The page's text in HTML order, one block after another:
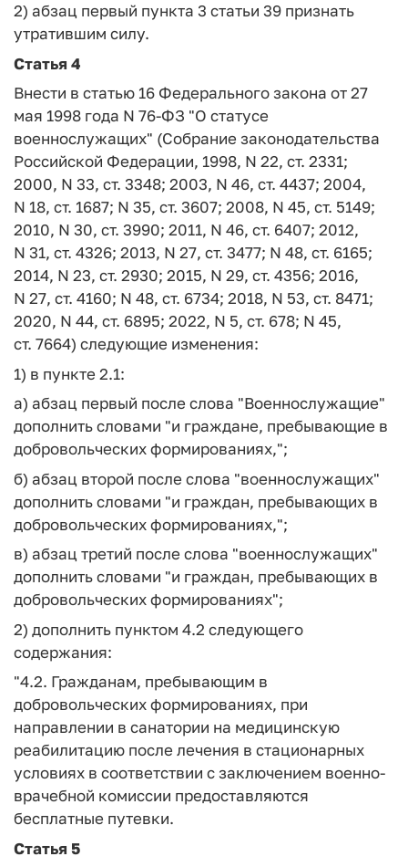
2) абзац первый пункта 3 статьи 39 признать
утратившим силу.
Статья 4
Внести в статью 16 Федерального закона от 27
мая 1998 года N 76-ФЗ "О статусе
военнослужащих" (Собрание законодательства
Российской Федерации, 1998, N 22, ст. 2331;
2000, N 33, ст. 3348; 2003, N 46, ст. 4437; 2004,
N 18, ст. 1687; N 35, ст. 3607; 2008, N 45, ст. 5149;
2010, N 30, ст. 3990; 2011, N 46, ст. 6407; 2012,
N 31, ст. 4326; 2013, N 27, ст. 3477; N 48, ст. 6165;
2014, N 23, ст. 2930; 2015, N 29, ст. 4356; 2016,
N 27, ст. 4160; N 48, ст. 6734; 2018, N 53, ст. 8471;
2020, N 44, ст. 6895; 2022, N 5, ст. 678; N 45,
ст. 7664) следующие изменения:
1) в пункте 2.1:
а) абзац первый после слова "Военнослужащие"
дополнить словами "и граждане, пребывающие в
добровольческих формированиях,";
б) абзац второй после слова "военнослужащих"
дополнить словами "и граждан, пребывающих в
добровольческих формированиях,";
в) абзац третий после слова "военнослужащих"
дополнить словами "и граждан, пребывающих в
добровольческих формированиях";
2) дополнить пунктом 4.2 следующего
содержания:
"4.2. Гражданам, пребывающим в
добровольческих формированиях, при
направлении в санатории на медицинскую
реабилитацию после лечения в стационарных
условиях в соответствии с заключением военно-
врачебной комиссии предоставляются
бесплатные путевки.
Статья 5